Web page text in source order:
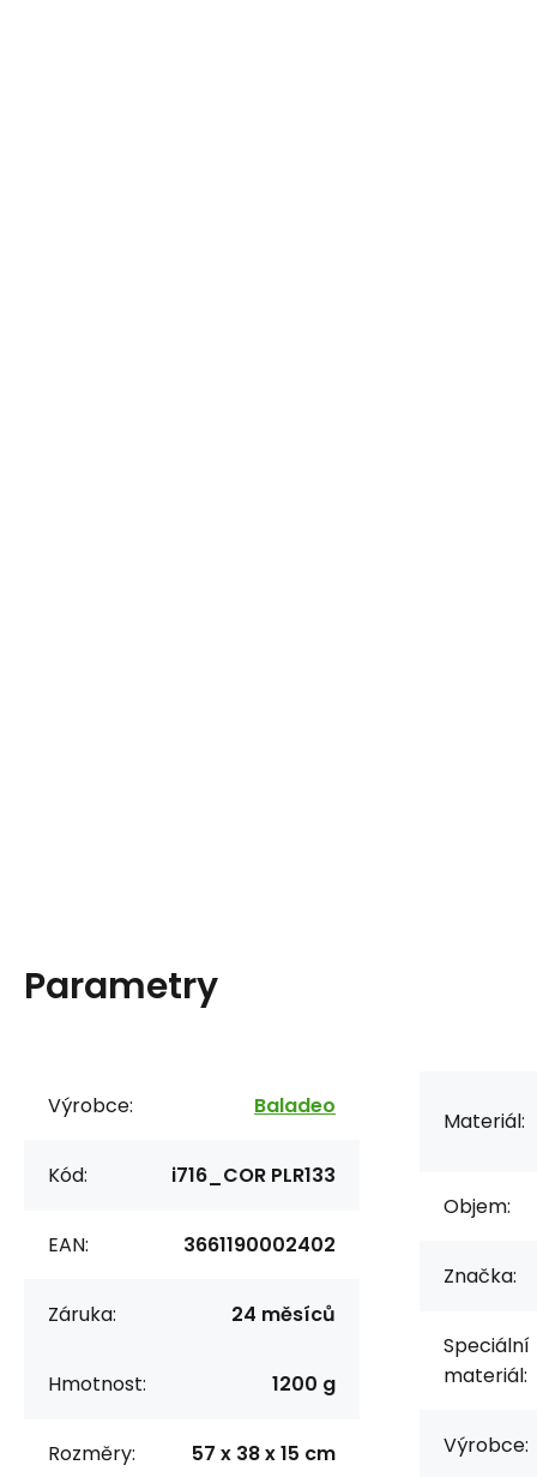
Parametry
Výrobce: Baladeo
Kód: i716_COR PLR133
EAN: 3661190002402
Záruka: 24 měsíců
Hmotnost: 1200 g
Rozměry: 57 x 38 x 15 cm
Materiál:
Objem:
Značka:
Speciální
materiál:
Výrobce: